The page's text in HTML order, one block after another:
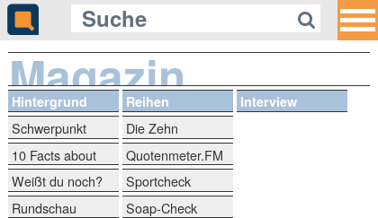
Magazin
Hintergrund Reihen Interview
Schwerpunkt
Die Zehn
10 Facts about
Quotenmeter.FM
Weißt du noch?
Sportcheck
Rundschau
Soap-Check